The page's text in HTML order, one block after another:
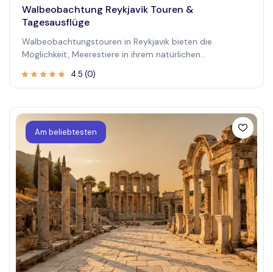
Walbeobachtung Reykjavik Touren &
Tagesausflüge
Walbeobachtungstouren in Reykjavik bieten die
Möglichkeit, Meerestiere in ihrem natürlichen
alten Hafen von Reykjavík und führen Sie in die Faxaflói-
Seevögel beobachten können. Sachkundige Guides
Verhalten der Tiere . Walbeobachtungstouren in
Reykjavik sind ein unvergessliches Erlebnis und bieten
eine einzigartige Perspektive auf Islands Naturschönheit .
Viele Besucher wählen diese Touren, um Wale aus
nächster Nähe zu erleben und mehr über
Meeresschutzmaßnahmen zu erfahren. Egal, ob Sie ein
Naturliebhaber sind oder einfach nur ein Abenteuer
suchen, eine Walbeobachtungstour in Reykjavik
verspricht eine unvergessliche Begegnung mit Islands
Tierwelt .
4.5 (0)
Am beliebtesten